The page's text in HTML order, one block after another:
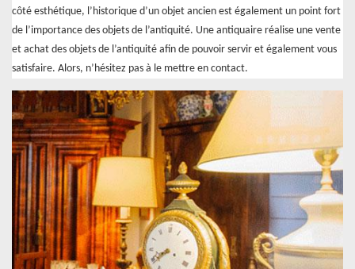
côté esthétique, l’historique d’un objet ancien est également un point fort
de l’importance des objets de l’antiquité. Une antiquaire réalise une vente
et achat des objets de l’antiquité afin de pouvoir servir et également vous
satisfaire. Alors, n’hésitez pas à le mettre en contact.